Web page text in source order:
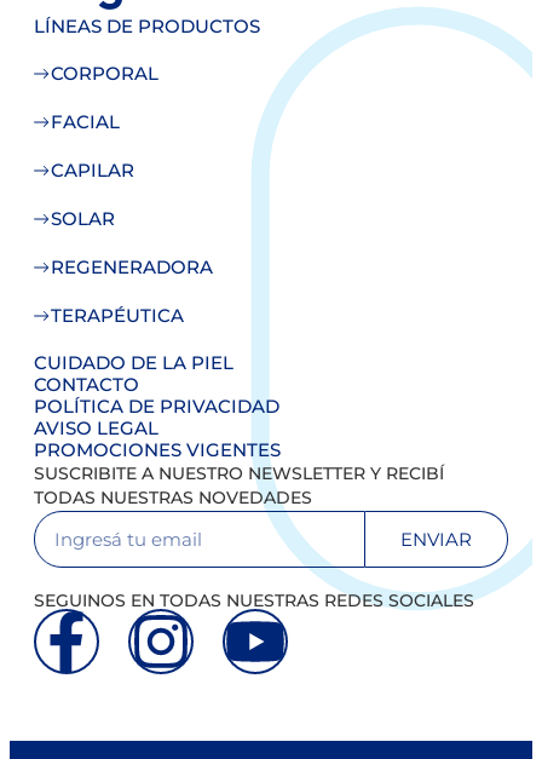
LÍNEAS DE PRODUCTOS
CORPORAL
FACIAL
CAPILAR
SOLAR
REGENERADORA
TERAPÉUTICA
CUIDADO DE LA PIEL
CONTACTO
POLÍTICA DE PRIVACIDAD
AVISO LEGAL
PROMOCIONES VIGENTES
SUSCRIBITE A NUESTRO NEWSLETTER Y RECIBÍ
TODAS NUESTRAS NOVEDADES
ENVIAR
SEGUINOS EN TODAS NUESTRAS REDES SOCIALES